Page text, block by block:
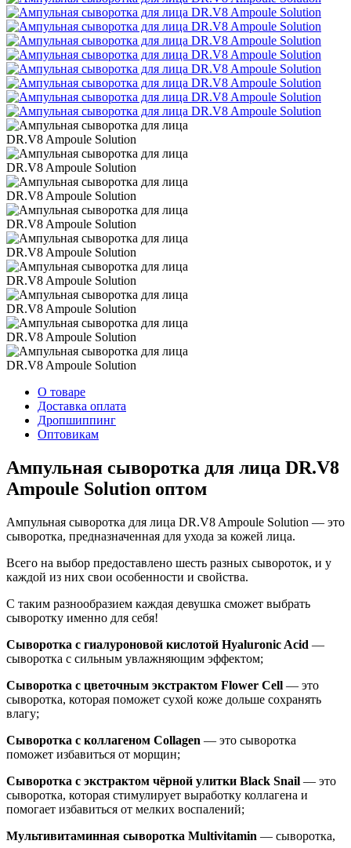
О товаре
Доставка оплата
Дропшиппинг
Оптовикам
Ампульная сыворотка для лица DR.V8
Ampoule Solution оптом
Ампульная сыворотка для лица DR.V8 Ampoule Solution — это
сыворотка, предназначенная для ухода за кожей лица.
Всего на выбор предоставлено шесть разных сывороток, и у
каждой из них свои особенности и свойства.
С таким разнообразием каждая девушка сможет выбрать
сыворотку именно для себя!
Сыворотка с гиалуроновой кислотой Hyaluronic Acid —
сыворотка с сильным увлажняющим эффектом;
Сыворотка с цветочным экстрактом Flower Cell — это
сыворотка, которая поможет сухой коже дольше сохранять
влагу;
Сыворотка с коллагеном Collagen — это сыворотка
поможет избавиться от морщин;
Сыворотка с экстрактом чёрной улитки Black Snail — это
сыворотка, которая стимулирует выработку коллагена и
помогает избавиться от мелких воспалений;
Мультивитаминная сыворотка Multivitamin — сыворотка,